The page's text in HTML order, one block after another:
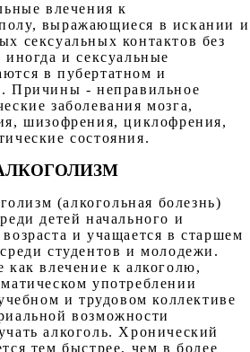
влечения к
выражающиеся в искании и
сексуальных контактов без
и сексуальные
в пубертатном и
Причины - неправильное
заболевания мозга,
шизофрения, циклофрения,
состояния.
(алкогольная болезнь)
детей начального и
и учащается в старшем
студентов и молодежи.
как влечение к алкоголю,
употреблении
и трудовом коллективе
возможности
алкоголь. Хронический
тем быстрее, чем в более